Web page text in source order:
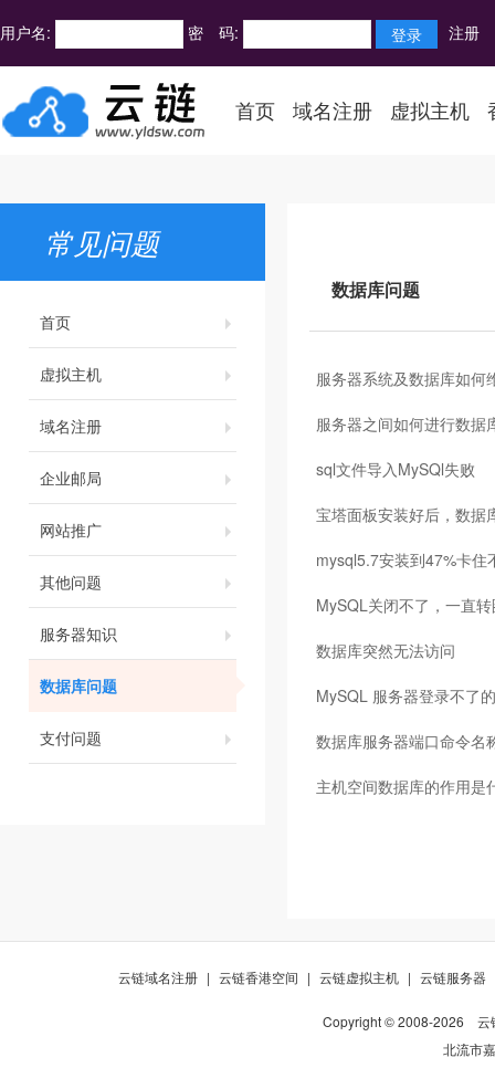
用户名: 密 码: 注册
首页 域名注册 虚拟主机
常见问题
首页
虚拟主机
域名注册
企业邮局
网站推广
其他问题
服务器知识
数据库问题
支付问题
数据库问题
服务器系统及数据库如何
服务器之间如何进行数据
sql文件导入MySQl失败
宝塔面板安装好后，数据
mysql5.7安装到47%卡住
MySQL关闭不了，一直
数据库突然无法访问
MySQL 服务器登录不了
数据库服务器端口命令名
主机空间数据库的作用是
云链域名注册 | 云链香港空间 | 云链虚拟主机 | 云链服务器
Copyright © 2008-2026
云
北流市